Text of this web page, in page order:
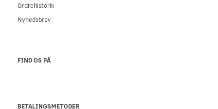
Ordrehistorik
Nyhedsbrev
FIND OS PÅ
BETALINGSMETODER